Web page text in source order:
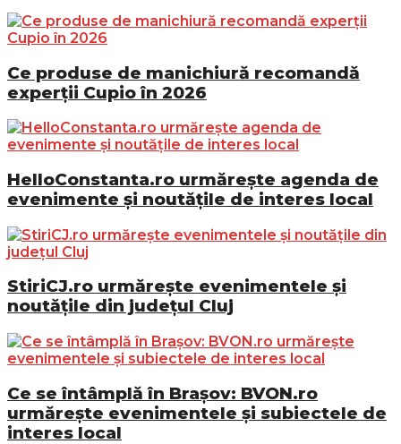
Ce produse de manichiură recomandă
experții Cupio în 2026
HelloConstanta.ro urmărește agenda de
evenimente și noutățile de interes local
StiriCJ.ro urmărește evenimentele și
noutățile din județul Cluj
Ce se întâmplă în Brașov: BVON.ro
urmărește evenimentele și subiectele de
interes local